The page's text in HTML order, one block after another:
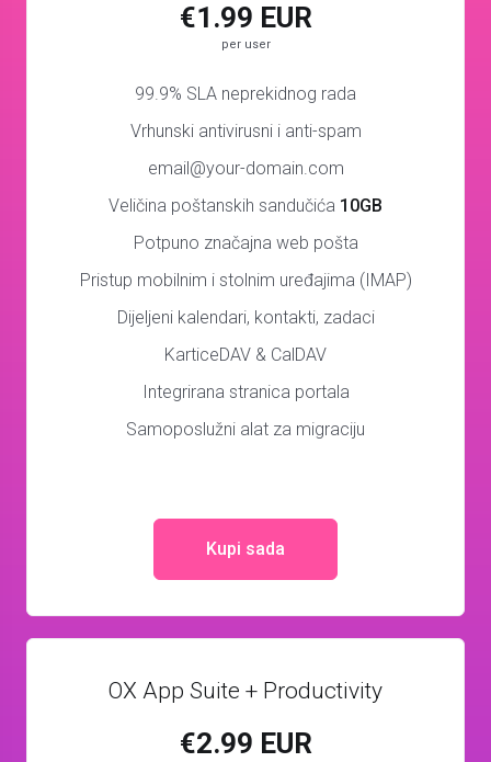
€1.99 EUR
per user
99.9% SLA neprekidnog rada
Vrhunski antivirusni i anti-spam
email@your-domain.com
Veličina poštanskih sandučića 10GB
Potpuno značajna web pošta
Pristup mobilnim i stolnim uređajima (IMAP)
Dijeljeni kalendari, kontakti, zadaci
KarticeDAV & CalDAV
Integrirana stranica portala
Samoposlužni alat za migraciju
Kupi sada
OX App Suite + Productivity
€2.99 EUR